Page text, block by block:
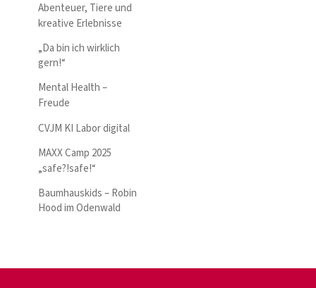
Abenteuer, Tiere und
kreative Erlebnisse
„Da bin ich wirklich
gern!“
Mental Health –
Freude
CVJM KI Labor digital
MAXX Camp 2025
„safe?!safe!“
Baumhauskids – Robin
Hood im Odenwald